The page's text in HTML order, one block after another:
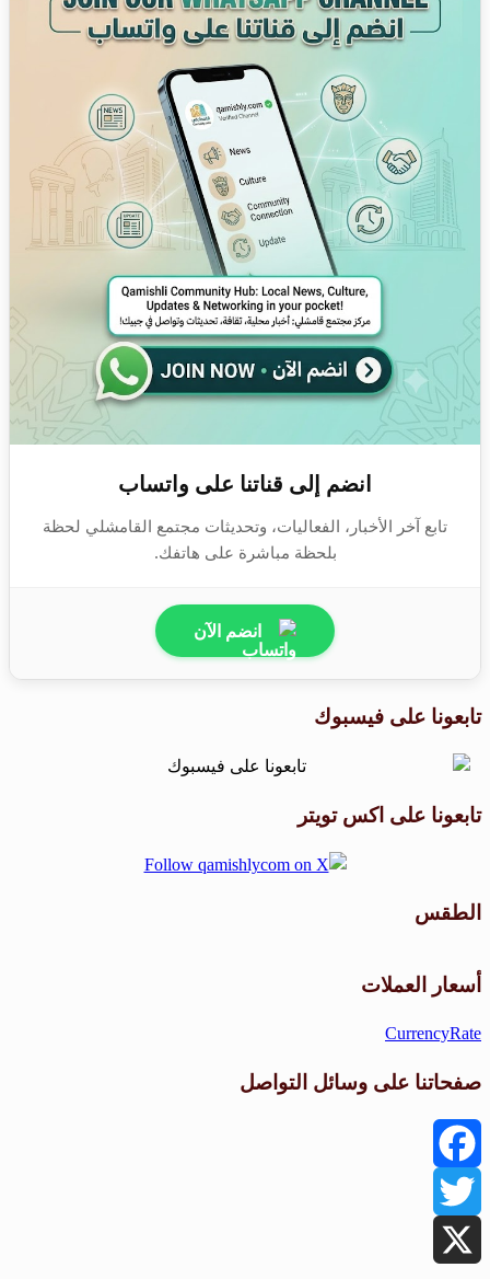
انضم إلى قناتنا على واتساب
تابع آخر الأخبار، الفعاليات، وتحديثات مجتمع القامشلي لحظة
بلحظة مباشرة على هاتفك.
انضم الآن
تابعونا على فيسبوك
تابعونا على اكس تويتر
الطقس
أسعار العملات
CurrencyRate
صفحاتنا على وسائل التواصل
Facebook
Twitter